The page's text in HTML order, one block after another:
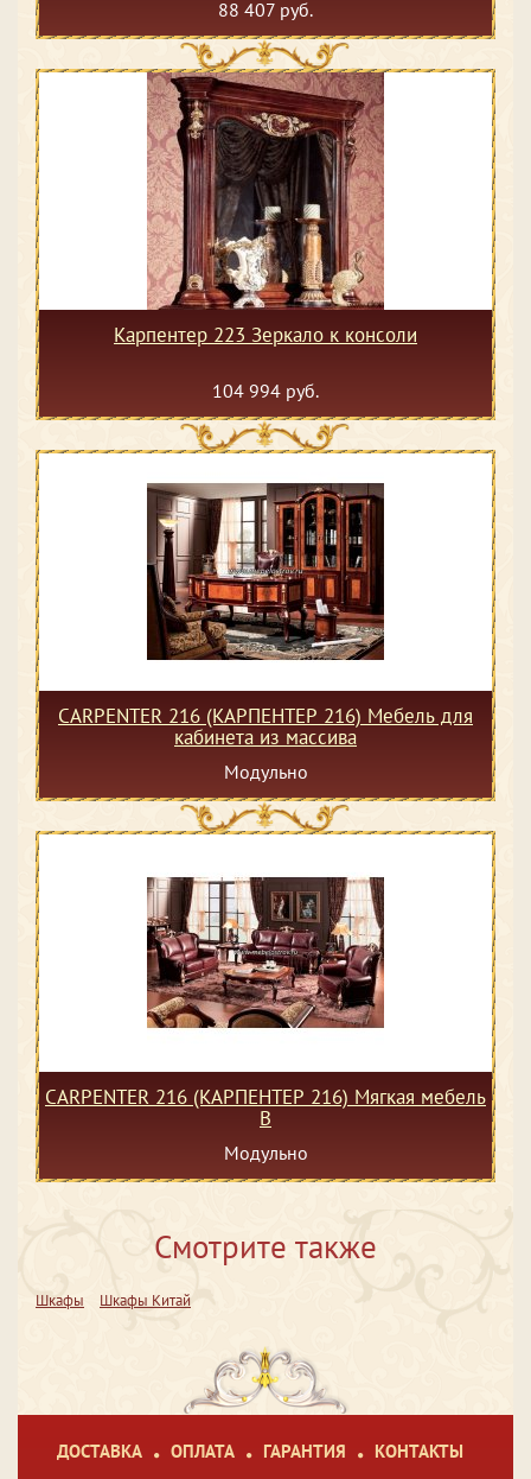
88 407 руб.
Карпентер 223 Зеркало к консоли
104 994 руб.
CARPENTER 216 (КАРПЕНТЕР 216) Мебель для
кабинета из массива
Модульно
CARPENTER 216 (КАРПЕНТЕР 216) Мягкая мебель
В
Модульно
Смотрите также
Шкафы Шкафы Китай
ДОСТАВКА ОПЛАТА ГАРАНТИЯ КОНТАКТЫ